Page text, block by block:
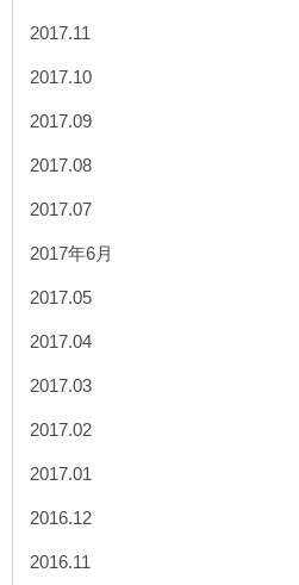
2017.11
2017.10
2017.09
2017.08
2017.07
2017年6月
2017.05
2017.04
2017.03
2017.02
2017.01
2016.12
2016.11